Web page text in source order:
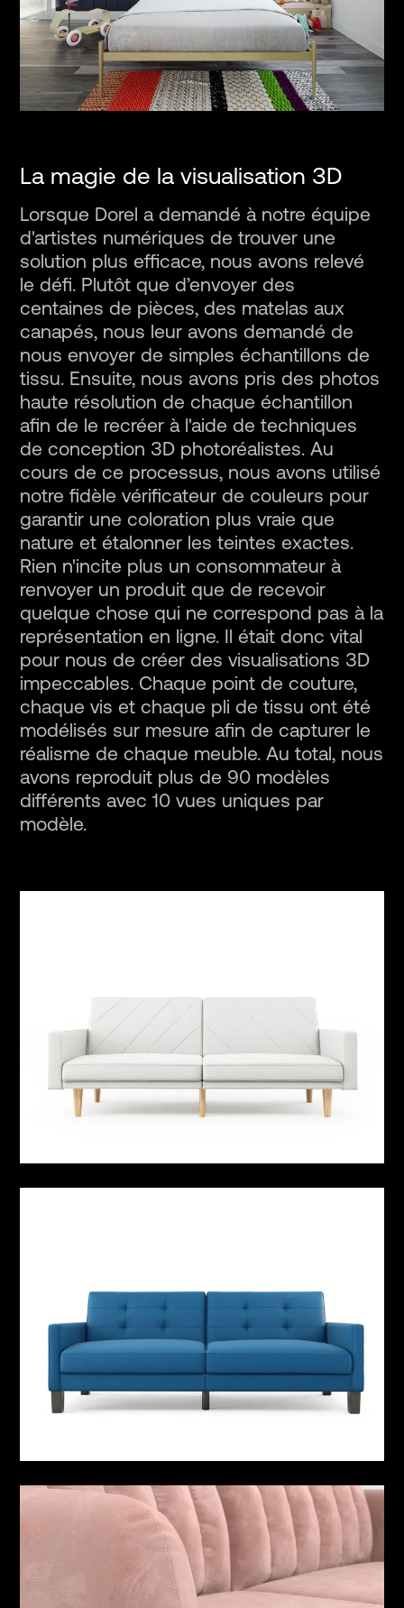
La magie de la visualisation 3D
Lorsque Dorel a demandé à notre équipe
d'artistes numériques de trouver une
solution plus efficace, nous avons relevé
le défi. Plutôt que d’envoyer des
centaines de pièces, des matelas aux
canapés, nous leur avons demandé de
nous envoyer de simples échantillons de
tissu. Ensuite, nous avons pris des photos
haute résolution de chaque échantillon
afin de le recréer à l'aide de techniques
de conception 3D photoréalistes. Au
cours de ce processus, nous avons utilisé
notre fidèle vérificateur de couleurs pour
garantir une coloration plus vraie que
nature et étalonner les teintes exactes.
Rien n'incite plus un consommateur à
renvoyer un produit que de recevoir
quelque chose qui ne correspond pas à la
représentation en ligne. Il était donc vital
pour nous de créer des visualisations 3D
impeccables. Chaque point de couture,
chaque vis et chaque pli de tissu ont été
modélisés sur mesure afin de capturer le
réalisme de chaque meuble. Au total, nous
avons reproduit plus de 90 modèles
différents avec 10 vues uniques par
modèle.